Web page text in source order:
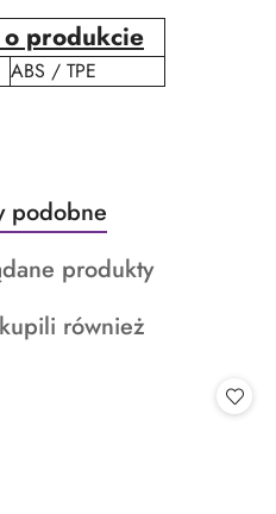
produkcie
ABS / TPE
podobne
produkty
również